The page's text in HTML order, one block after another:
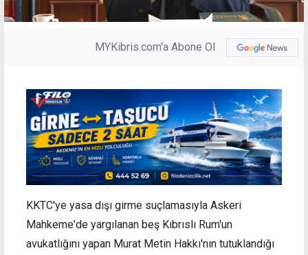
MYKibris.com'a Abone Ol
KKTC'ye yasa dışı girme suçlamasıyla Askeri
Mahkeme'de yargılanan beş Kıbrıslı Rum'un
avukatlığını yapan Murat Metin Hakkı'nın tutuklandığı